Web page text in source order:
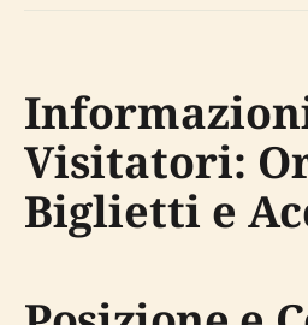
Visitatori:
Biglietti e